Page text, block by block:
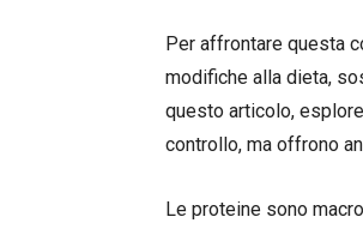
Per affrontare questa
modifiche alla dieta,
questo articolo,
controllo, ma offrono
Le proteine sono